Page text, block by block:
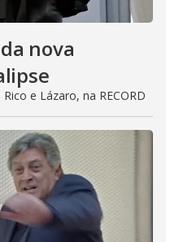
nova
e Lázaro, na RECORD